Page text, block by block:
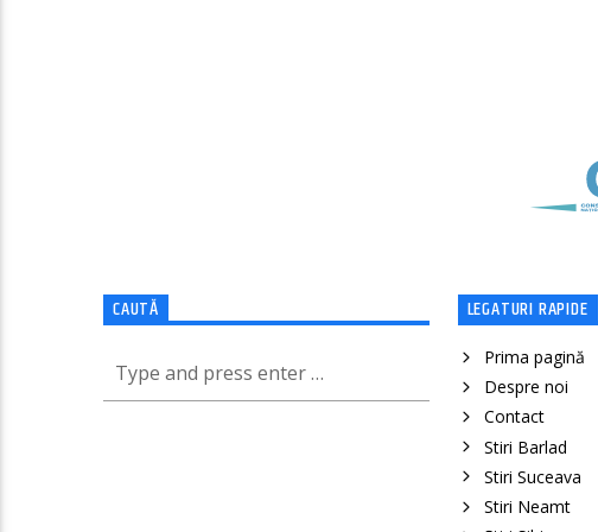
CAUTĂ LEGATURI RAPIDE
Prima pagină
Despre noi
Contact
Stiri Barlad
Stiri Suceava
Stiri Neamt